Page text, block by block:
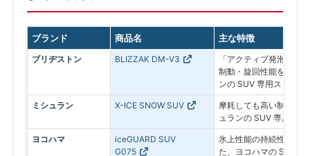
ブランド 商品名 主な特徴
ブリヂストン BLIZZAK DM-V3
「アクティブ発泡ゴム
制動・旋回性能を追求
ンの SUV 専用スタッド
ミシュラン X-ICE SNOW SUV
摩耗しても高い制動力
ュランの SUV 専用スタ
ヨコハマ
iceGUARD SUV
G075
氷上性能の持続性と燃
た、ヨコハマの SUV 専